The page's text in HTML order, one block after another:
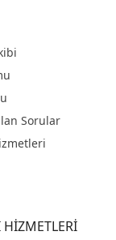
Sorular
HİZMETLERİ